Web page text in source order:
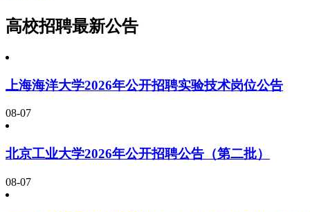
高校招聘最新公告
上海海洋大学2026年公开招聘实验技术岗位公告
08-07
北京工业大学2026年公开招聘公告（第二批）
08-07